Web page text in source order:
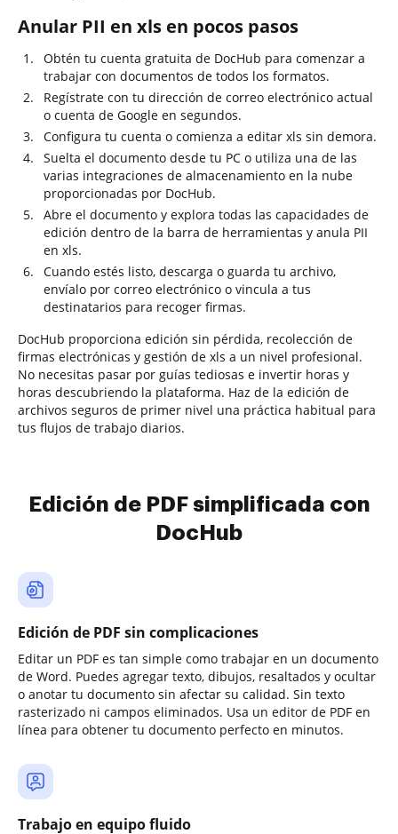
Anular PII en xls en pocos pasos
Obtén tu cuenta gratuita de DocHub para comenzar a
trabajar con documentos de todos los formatos.
Regístrate con tu dirección de correo electrónico actual
o cuenta de Google en segundos.
Configura tu cuenta o comienza a editar xls sin demora.
Suelta el documento desde tu PC o utiliza una de las
varias integraciones de almacenamiento en la nube
proporcionadas por DocHub.
Abre el documento y explora todas las capacidades de
edición dentro de la barra de herramientas y anula PII
en xls.
Cuando estés listo, descarga o guarda tu archivo,
envíalo por correo electrónico o vincula a tus
destinatarios para recoger firmas.
DocHub proporciona edición sin pérdida, recolección de
firmas electrónicas y gestión de xls a un nivel profesional.
No necesitas pasar por guías tediosas e invertir horas y
horas descubriendo la plataforma. Haz de la edición de
archivos seguros de primer nivel una práctica habitual para
tus flujos de trabajo diarios.
Edición de PDF simplificada con
DocHub
Edición de PDF sin complicaciones
Editar un PDF es tan simple como trabajar en un documento
de Word. Puedes agregar texto, dibujos, resaltados y ocultar
o anotar tu documento sin afectar su calidad. Sin texto
rasterizado ni campos eliminados. Usa un editor de PDF en
línea para obtener tu documento perfecto en minutos.
Trabajo en equipo fluido